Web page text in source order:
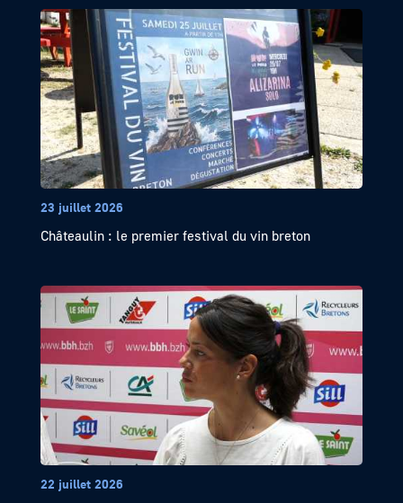
23 juillet 2026
Châteaulin : le premier festival du vin breton
22 juillet 2026